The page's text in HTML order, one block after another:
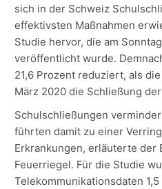
sich in der Schweiz
effektivsten Maßnahmen
Studie hervor, die am
veröffentlicht wurde.
21,6 Prozent reduziert, als
März 2020 die Schließung
Schulschließungen
führten damit zu einer
Erkrankungen, erläuterte der
Feuerriegel. Für die Studie
Telekommunikationsdaten